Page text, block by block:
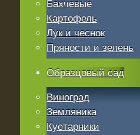
Бахчевые
Картофель
Лук и чеснок
Пряности и зелень
Образцовый сад
Виноград
Земляника
Кустарники